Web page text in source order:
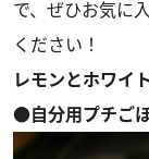
で、ぜひお気に
ください！
レモンとホワイ
●自分用プチご